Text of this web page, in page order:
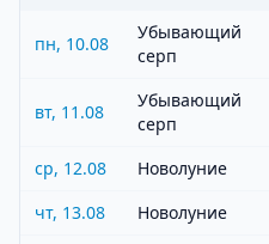
пн, 10.08
Убывающий
серп
вт, 11.08
Убывающий
серп
ср, 12.08 Новолуние
чт, 13.08
Новолуние